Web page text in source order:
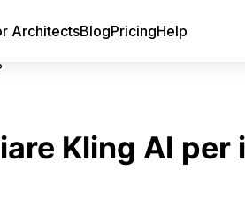
ArchitectsBlogPricingHelp
Kling AI per